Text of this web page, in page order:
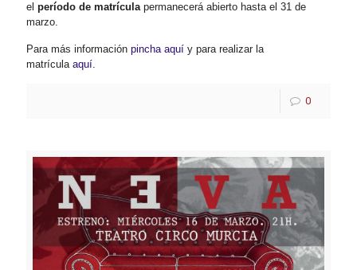
el período de matrículapermanecerá abierto hasta el 31 de
marzo.
Para más información pincha aquí y para realizar la
matrícula aquí.
0